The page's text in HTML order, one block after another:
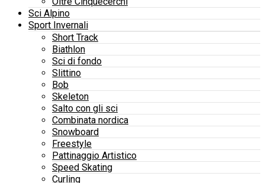
Sci Alpino
Sport Invernali
Short Track
Biathlon
Sci di fondo
Slittino
Bob
Skeleton
Salto con gli sci
Combinata nordica
Snowboard
Freestyle
Pattinaggio Artistico
Speed Skating
Curling